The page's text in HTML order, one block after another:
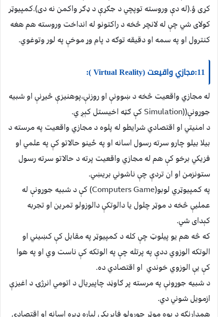
کړی ؤ.(له دې وروسته توپچي د جګړې د ډګر واکمن نه دی).کمپيوټر
کولای شي چې له لانچر څخه د راکتونو له انداخت وروسته هم هغه
کنترول او په سمه او دقيقه توګه د پام وړ موخې په لور وتوغوي.
11:مجازي واقيعت (Virtual Reality ):
له مجازي واقعيت څخه د ښوونې او روزنې،پوهنيزې څيړنې او شبيه
جوړونې((Simulation کې ګټه اخيستل کېږ ي.
د امنيتي او اقتصادي شرايطو له پلوه د مجازي واقعيت په مرسته د
بيلا بيلو چارو سرته رسول اسانه او په ځينو حالاتو کې په علمي او
فزيکي برخو کې هم له مجازي واقعيت پرته د حالاتو سرته رسول
ستونزمن او ان تردې چې ناشوني بريښي.
په کمپيوټري لوبو(Computers Game) کې د شبيه جوړونې له
عمليې څخه د موټر چلول يا دالوتکې دالوزولو تمرين او تجربه
کېدای شي.
که څه هم يو پيلوټ چې کله د کمپيوټر په مقابل کې کښيني او
الوتکه الوزوي ددې په پرتله چې په الوتکه کې ناست وي او په هوا
کې يې الوزوي خوندي او اقتصادي ده.
د شبيه جوړونې په مرسته پر ګاوڼد چاپيريال د اتومي انرژۍ د اغيزې
ازمويل شوني دي.
همدارنګه د يوه موټر جوړولو فابريکې لپاره ډيره اسانه او اقتصادي